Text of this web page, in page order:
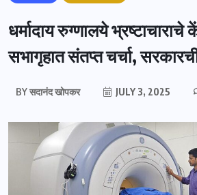
धर्मादाय रुग्णालये
सभागृहात संतप्त चर्चा,
BYसदानंद खोपकर JULY 3, 2025